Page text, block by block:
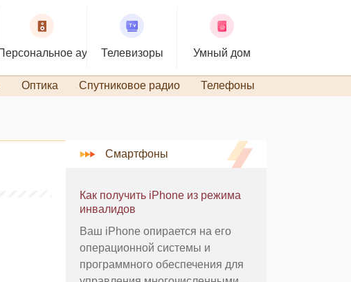
аудиоТелевизоры Умный дом
Оптика Спутниковое радио Телефоны
Смартфоны
Как получить iPhone из режима
инвалидов
Ваш iPhone опирается на его
операционной системы и
программного обеспечения для